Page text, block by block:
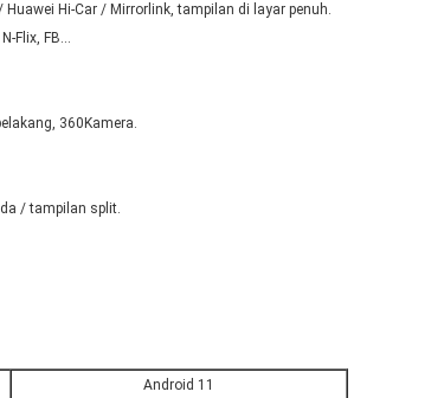
Huawei Hi-Car / Mirrorlink, tampilan di layar penuh.
Flix, FB...
360 Kamera.
/ tampilan split.
Android 11